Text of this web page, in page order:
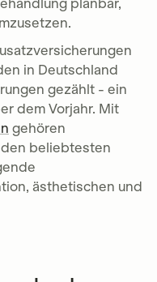
in Deutschland
gezählt - ein
dem Vorjahr. Mit
gehören
beliebtesten
ästhetischen und